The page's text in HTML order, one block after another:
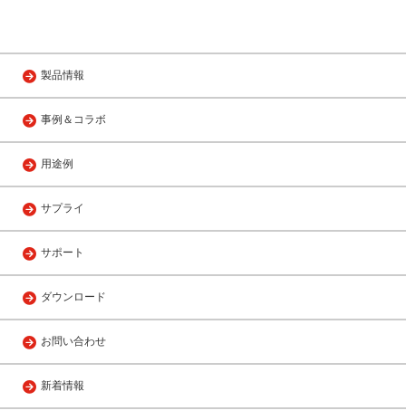
製品情報
事例＆コラボ
用途例
サプライ
サポート
ダウンロード
お問い合わせ
新着情報